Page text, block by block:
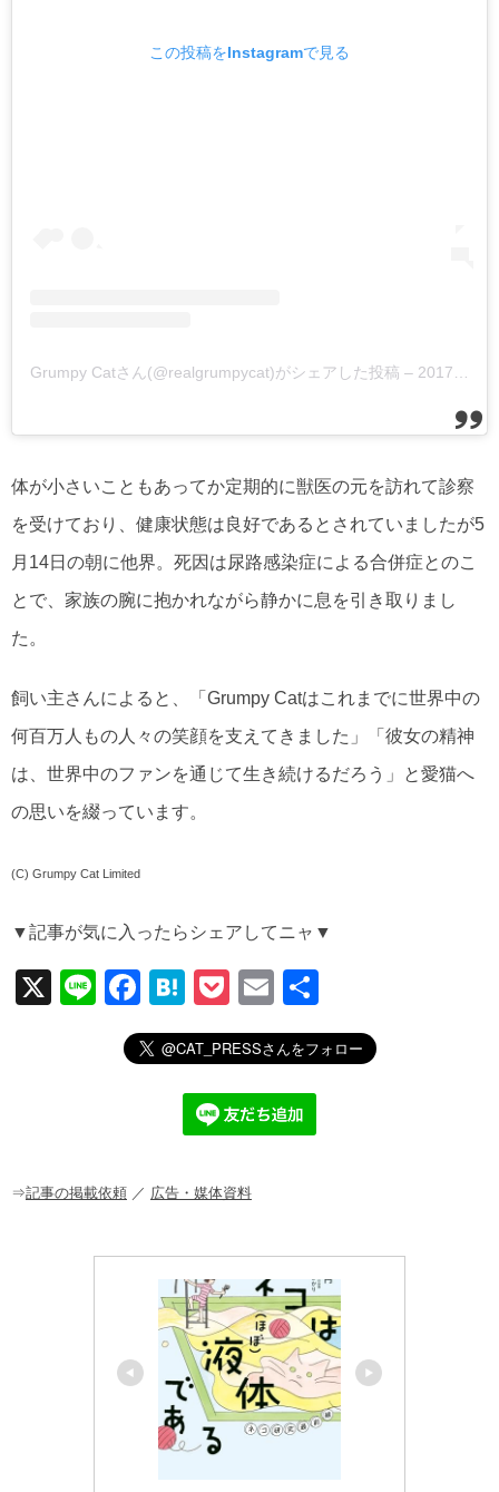
この投稿をInstagramで見る
Grumpy Catさん(@realgrumpycat)がシェアした投稿 – 2017年 6月月13日午後12時27分PDT
体が小さいこともあってか定期的に獣医の元を訪れて診察
を受けており、健康状態は良好であるとされていましたが5
月14日の朝に他界。死因は尿路感染症による合併症とのこ
とで、家族の腕に抱かれながら静かに息を引き取りまし
た。
飼い主さんによると、「Grumpy Catはこれまでに世界中の
何百万人もの人々の笑顔を支えてきました」「彼女の精神
は、世界中のファンを通じて生き続けるだろう」と愛猫へ
の思いを綴っています。
(C) Grumpy Cat Limited
▼記事が気に入ったらシェアしてニャ▼
X
Li
F
a
c
o
H
at
e
n
a
P
o
ck
et
E
m
ail
有
⇒記事の掲載依頼 ／ 広告・媒体資料